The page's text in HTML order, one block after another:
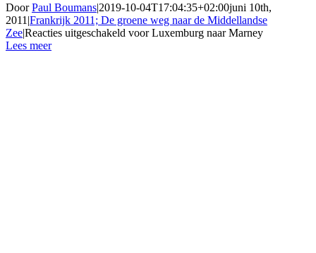
DoorPaul Boumans|2019-10-04T17:04:35+02:00juni 10th,
2011 |Frankrijk 2011; De groene weg naar de Middellandse
Zee|Reacties uitgeschakeld voor Luxemburg naar Marney
Lees meer